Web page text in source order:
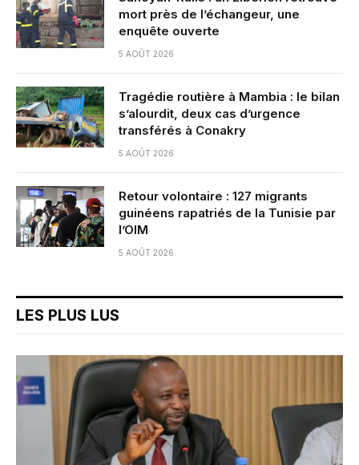
mort près de l’échangeur, une
enquête ouverte
5 AOÛT 2026
Tragédie routière à Mambia : le bilan
s’alourdit, deux cas d’urgence
transférés à Conakry
5 AOÛT 2026
Retour volontaire : 127 migrants
guinéens rapatriés de la Tunisie par
l’OIM
5 AOÛT 2026
LES PLUS LUS